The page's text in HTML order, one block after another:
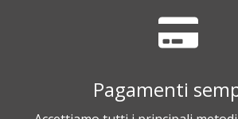
Pagamenti